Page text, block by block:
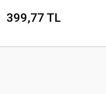
399,77 TL